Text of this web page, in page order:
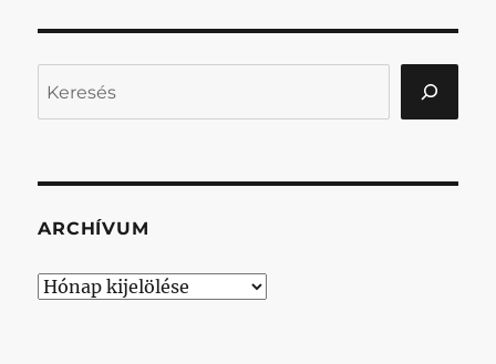
ARCHÍVUM
Archívum